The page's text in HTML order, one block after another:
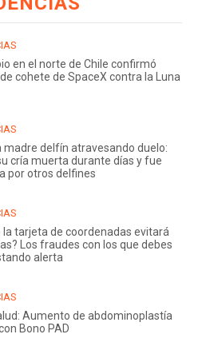
en el norte de Chile confirmó
cohete de SpaceX contra la Luna
madre delfín atravesando duelo:
cría muerta durante días y fue
por otros delfines
la tarjeta de coordenadas evitará
Los fraudes con los que debes
alerta
Aumento de abdominoplastía
Bono PAD